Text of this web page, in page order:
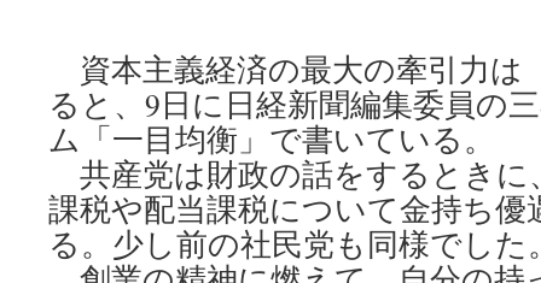
資本主義経済の最大の牽引力は
ると、9日に日経新聞編集委員の
ム「一目均衡」で書いている。
共産党は財政の話をするときに
課税や配当課税について金持ち
る。少し前の社民党も同様でした